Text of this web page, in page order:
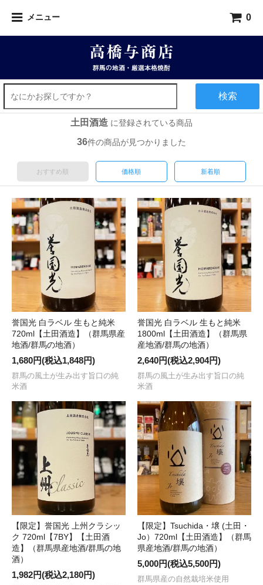
メニュー 0
検索
土田酒造 に登録されている商品
36件の商品が見つかりました
おすすめ順 価格順 新着順
誉国光 白ラベル 生もと純米
720ml【土田酒造】（群馬県産
地酒/群馬の地酒）
1,680円(税込1,848円)
群馬の風土が生み出す旨口の純
米酒
誉国光 白ラベル 生もと純米
1800ml【土田酒造】（群馬県
産地酒/群馬の地酒）
2,640円(税込2,904円)
群馬の風土が生み出す旨口の純
米酒
【限定】誉国光 上州クラシッ
ク 720ml【7BY】【土田酒
造】（群馬県産地酒/群馬の地
酒）
1,982円(税込2,180円)
【限定】Tsuchida・壌 (土田・
Jo）720ml【土田酒造】（群馬
県産地酒/群馬の地酒）
5,000円(税込5,500円)
群馬県産の自然栽培米使用